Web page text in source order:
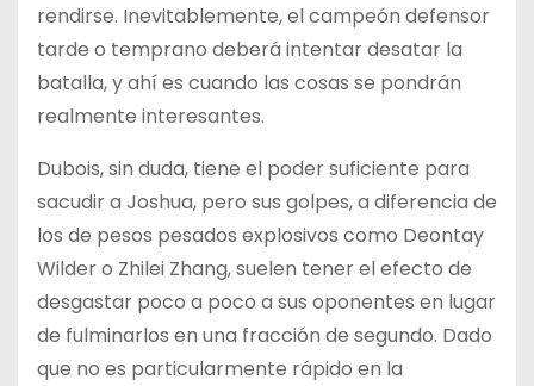
rendirse. Inevitablemente, el campeón defensor
tarde o temprano deberá intentar desatar la
batalla, y ahí es cuando las cosas se pondrán
realmente interesantes.
Dubois, sin duda, tiene el poder suficiente para
sacudir a Joshua, pero sus golpes, a diferencia de
los de pesos pesados explosivos como Deontay
Wilder o Zhilei Zhang, suelen tener el efecto de
desgastar poco a poco a sus oponentes en lugar
de fulminarlos en una fracción de segundo. Dado
que no es particularmente rápido en la